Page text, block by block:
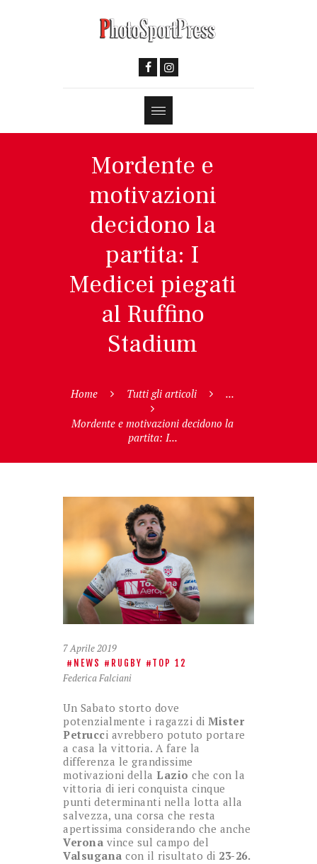
Mordente e
motivazioni
decidono la
partita: I
Medicei piegati
al Ruffino
Stadium
Home Tutti gli articoli ...
Mordente e motivazioni decidono la
partita: I...
7 Aprile 2019
NEWS RUGBY TOP 12
Federica Falciani
Un Sabato storto dove
potenzialmente i ragazzi di Mister
Petrucci avrebbero potuto portare
a casa la vittoria. A fare la
differenza le grandissime
motivazioni della Lazio che con la
vittoria di ieri conquista cinque
punti determinanti nella lotta alla
salvezza, una corsa che resta
apertissima considerando che anche
Verona vince sul campo del
Valsugana con il risultato di 23-26.